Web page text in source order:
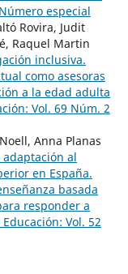
especial
Rovira, Judit
Raquel Martin
inclusiva.
como asesoras
a la edad adulta
Vol. 69 Núm. 2
Anna Planas
adaptación al
en España.
basada
responder a
Vol. 52